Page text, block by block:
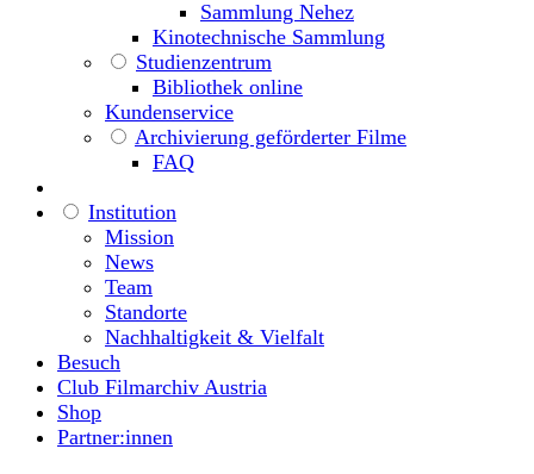
Sammlung Nehez
Kinotechnische Sammlung
Studienzentrum
Bibliothek online
Kundenservice
Archivierung geförderter Filme
FAQ
Institution
Mission
News
Team
Standorte
Nachhaltigkeit & Vielfalt
Besuch
Club Filmarchiv Austria
Shop
Partner:innen